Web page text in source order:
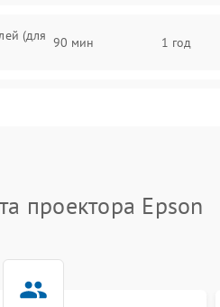
(для 90 мин 1 год
проектора Epson